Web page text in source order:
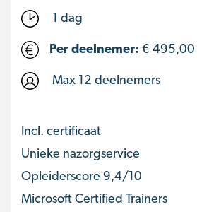
1 dag
Per deelnemer: € 495,00
Max 12 deelnemers
Incl. certificaat
Unieke nazorgservice
Opleiderscore 9,4/10
Microsoft Certified Trainers